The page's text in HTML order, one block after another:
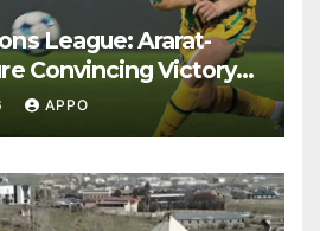
League: Ararat-
Convincing Victory
Rovers 2-0
APPO